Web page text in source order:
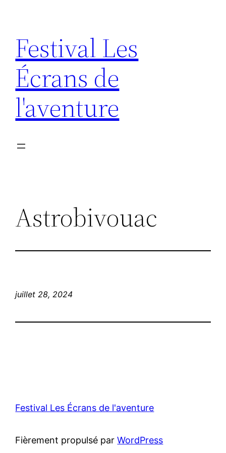
contenu
Festival Les
Écrans de
l'aventure
Astrobivouac
juillet 28, 2024
Festival Les Écrans de l'aventure
Fièrement propulsé parWordPress